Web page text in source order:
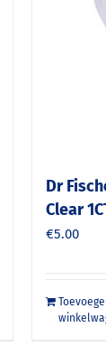
Dr
Clear
€5.00